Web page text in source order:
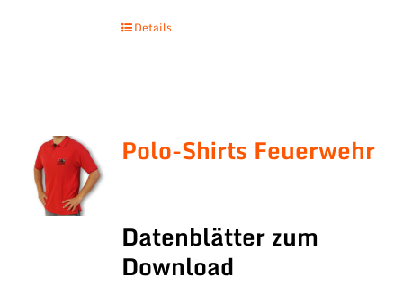
Details
Polo-Shirts Feuerwehr
Datenblätter zum
Download